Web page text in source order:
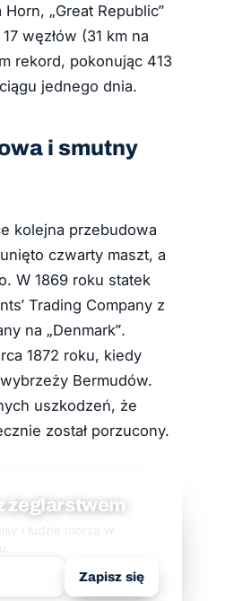
„Great Republic”
węzłów (31 km na
rekord, pokonując 413
jednego dnia.
i smutny
kolejna przebudowa
czwarty maszt, a
W 1869 roku statek
Trading Company z
na „Denmark”.
1872 roku, kiedy
Bermudów.
uszkodzeń, że
został porzucony.
żeglarstwem
i ludzie morza w
Zapisz się